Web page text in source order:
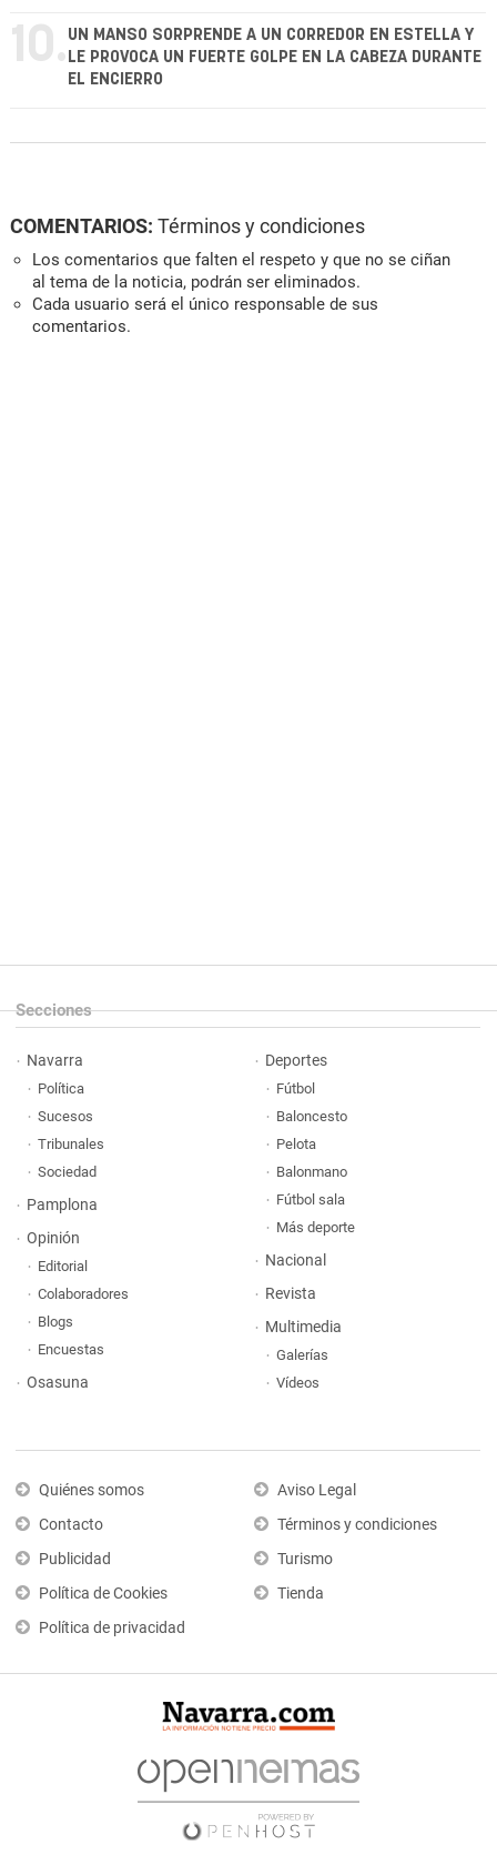
10. UN MANSO SORPRENDE A UN CORREDOR EN ESTELLA Y
LE PROVOCA UN FUERTE GOLPE EN LA CABEZA DURANTE
EL ENCIERRO
COMENTARIOS: Términos y condiciones
Los comentarios que falten el respeto y que no se ciñan
al tema de la noticia, podrán ser eliminados.
Cada usuario será el único responsable de sus
comentarios.
Secciones
Navarra
Política
Sucesos
Tribunales
Sociedad
Pamplona
Opinión
Editorial
Colaboradores
Blogs
Encuestas
Osasuna
Deportes
Fútbol
Baloncesto
Pelota
Balonmano
Fútbol sala
Más deporte
Nacional
Revista
Multimedia
Galerías
Vídeos
Quiénes somos
Contacto
Publicidad
Política de Cookies
Política de privacidad
Aviso Legal
Términos y condiciones
Turismo
Tienda